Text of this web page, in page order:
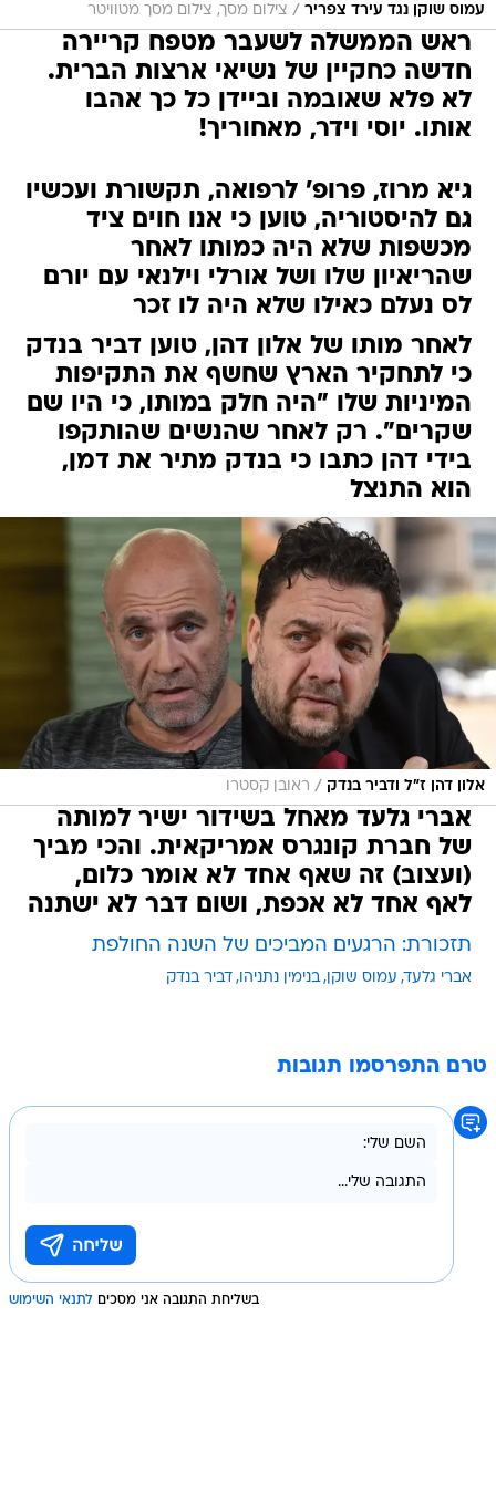
עמוס שוקן נגד עירד צפריר / צילום מסך, צילום מסך מטוויטר
ראש הממשלה לשעבר מטפח קריירה
חדשה כחקיין של נשיאי ארצות הברית.
לא פלא שאובמה וביידן כל כך אהבו
אותו. יוסי וידר, מאחוריך!
גיא מרוז, פרופ' לרפואה, תקשורת ועכשיו
גם להיסטוריה, טוען כי אנו חוים ציד
מכשפות שלא היה כמותו לאחר
שהריאיון שלו ושל אורלי וילנאי עם יורם
לס נעלם כאילו שלא היה לו זכר
לאחר מותו של אלון דהן, טוען דביר בנדק
כי לתחקיר הארץ שחשף את התקיפות
המיניות שלו "היה חלק במותו, כי היו שם
שקרים". רק לאחר שהנשים שהותקפו
בידי דהן כתבו כי בנדק מתיר את דמן,
הוא התנצל
אלון דהן ז"ל ודביר בנדק / ראובן קסטרו
אברי גלעד מאחל בשידור ישיר למותה
של חברת קונגרס אמריקאית. והכי מביך
(ועצוב) זה שאף אחד לא אומר כלום,
לאף אחד לא אכפת, ושום דבר לא ישתנה
תזכורת: הרגעים המביכים של השנה החולפת
אברי גלעד עמוס שוקן בנימין נתניהו דביר בנדק
טרם התפרסמו תגובות
בשליחת התגובה אני מסכים לתנאי השימוש